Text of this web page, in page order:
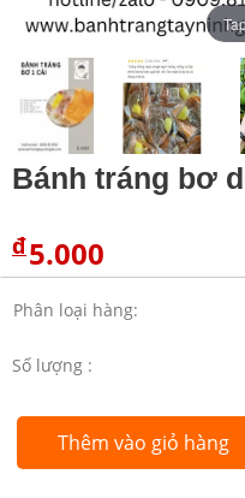
Bánh tráng bơ
đ5.000
Phân loại hàng:
Số lượng :
Thêm vào giỏ hàng